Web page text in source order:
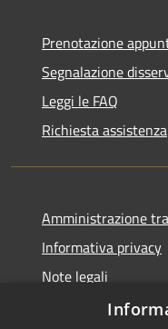
Prenotazione
Segnalazione
Leggi le FAQ
Richiesta assistenza
Amministrazione
Informativa privacy
Note legali
Dichiarazione di